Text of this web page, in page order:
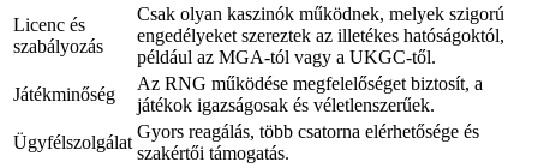
Licenc és
szabályozás
Csak olyan kaszinók működnek, melyek szigorú
engedélyeket szereztek az illetékes hatóságoktól,
például az MGA-tól vagy a UKGC-től.
Játékminőség
Az RNG működése megfelelőséget biztosít, a
játékok igazságosak és véletlenszerűek.
Ügyfélszolgálat
Gyors reagálás, több csatorna elérhetősége és
szakértői támogatás.